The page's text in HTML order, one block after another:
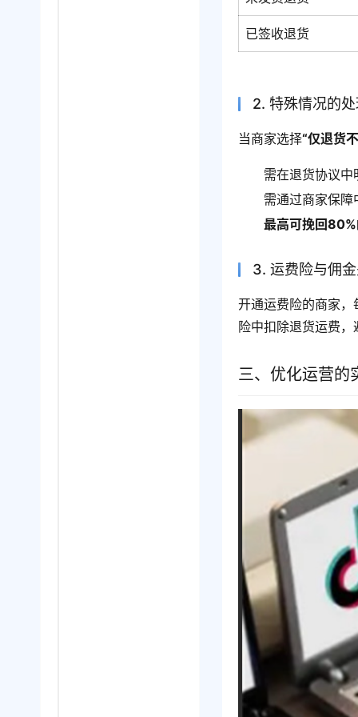
已签收退货
2. 特殊情况的
当商家选择“仅退货
需在退货协议中
需通过商家保
最高可挽回
3. 运费险与佣
开通运费险的商家，
险中扣除退货运费
三、优化运营的